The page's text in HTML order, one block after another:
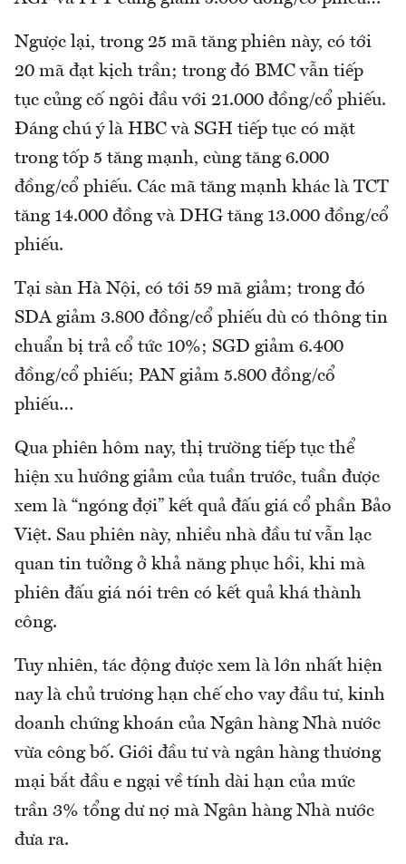
Ngược lại, trong 25 mã tăng phiên này, có tới
20 mã đạt kịch trần; trong đó BMC vẫn tiếp
tục củng cố ngôi đầu với 21.000 đồng/cổ phiếu.
Đáng chú ý là HBC và SGH tiếp tục có mặt
trong tốp 5 tăng mạnh, cùng tăng 6.000
đồng/cổ phiếu. Các mã tăng mạnh khác là TCT
tăng 14.000 đồng và DHG tăng 13.000 đồng/cổ
phiếu.
Tại sàn Hà Nội, có tới 59 mã giảm; trong đó
SDA giảm 3.800 đồng/cổ phiếu dù có thông tin
chuẩn bị trả cổ tức 10%; SGD giảm 6.400
đồng/cổ phiếu; PAN giảm 5.800 đồng/cổ
phiếu…
Qua phiên hôm nay, thị trường tiếp tục thể
hiện xu hướng giảm của tuần trước, tuần được
xem là “ngóng đợi” kết quả đấu giá cổ phần Bảo
Việt. Sau phiên này, nhiều nhà đầu tư vẫn lạc
quan tin tưởng ở khả năng phục hồi, khi mà
phiên đấu giá nói trên có kết quả khá thành
công.
Tuy nhiên, tác động được xem là lớn nhất hiện
nay là chủ trương hạn chế cho vay đầu tư, kinh
doanh chứng khoán của Ngân hàng Nhà nước
vừa công bố. Giới đầu tư và ngân hàng thương
mại bắt đầu e ngại về tính dài hạn của mức
trần 3% tổng dư nợ mà Ngân hàng Nhà nước
đưa ra.